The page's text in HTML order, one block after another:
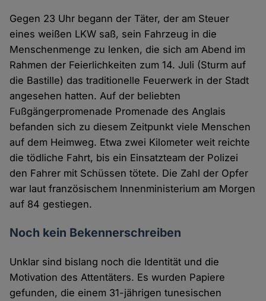
Gegen 23 Uhr begann der Täter, der am Steuer
eines weißen LKW saß, sein Fahrzeug in die
Menschenmenge zu lenken, die sich am Abend im
Rahmen der Feierlichkeiten zum 14. Juli (Sturm auf
die Bastille) das traditionelle Feuerwerk in der Stadt
angesehen hatten. Auf der beliebten
Fußgängerpromenade Promenade des Anglais
befanden sich zu diesem Zeitpunkt viele Menschen
auf dem Heimweg. Etwa zwei Kilometer weit reichte
die tödliche Fahrt, bis ein Einsatzteam der Polizei
den Fahrer mit Schüssen tötete. Die Zahl der Opfer
war laut französischem Innenministerium am Morgen
auf 84 gestiegen.
Noch kein Bekennerschreiben
Unklar sind bislang noch die Identität und die
Motivation des Attentäters. Es wurden Papiere
gefunden, die einem 31-jährigen tunesischen